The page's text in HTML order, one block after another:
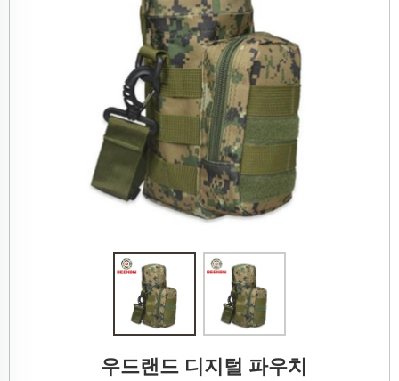
우드랜드 디지털 파우치